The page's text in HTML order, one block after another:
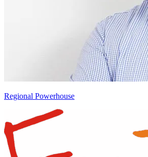
Regional Powerhouse